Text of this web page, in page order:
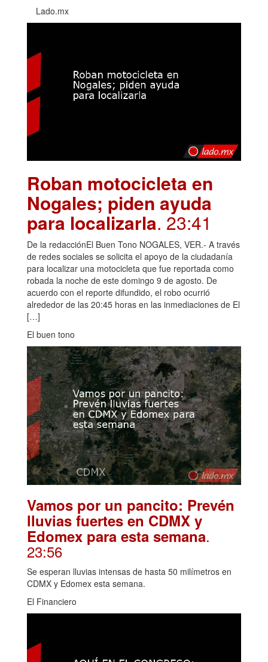
Lado.mx
Roban motocicleta en
Nogales; piden ayuda
para localizarla. 23:41
De la redacciónEl Buen Tono NOGALES, VER.- A través
de redes sociales se solicita el apoyo de la ciudadanía
para localizar una motocicleta que fue reportada como
robada la noche de este domingo 9 de agosto. De
acuerdo con el reporte difundido, el robo ocurrió
alrededor de las 20:45 horas en las inmediaciones de El
[…]
El buen tono
Vamos por un pancito: Prevén
lluvias fuertes en CDMX y
Edomex para esta semana.
23:56
Se esperan lluvias intensas de hasta 50 milímetros en
CDMX y Edomex esta semana.
El Financiero